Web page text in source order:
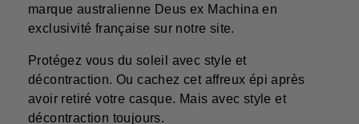
marque australienne Deus ex Machina en
exclusivité française sur notre site.
Protégez vous du soleil avec style et
décontraction. Ou cachez cet affreux épi après
avoir retiré votre casque. Mais avec style et
décontraction toujours.